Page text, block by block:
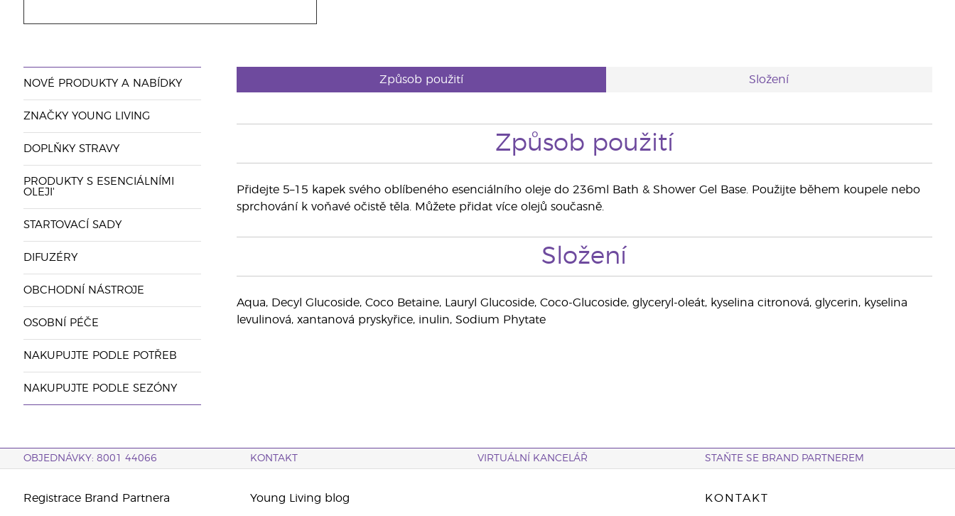
NOVÉ PRODUKTY A NABÍDKY
ZNAČKY YOUNG LIVING
DOPLŇKY STRAVY
PRODUKTY S ESENCIÁLNÍMI
OLEJI'
STARTOVACÍ SADY
DIFUZÉRY
OBCHODNÍ NÁSTROJE
OSOBNÍ PÉČE
NAKUPUJTE PODLE POTŘEB
NAKUPUJTE PODLE SEZÓNY
Způsob použití Složení
Způsob použití
Přidejte 5–15 kapek svého oblíbeného esenciálního oleje do 236ml Bath & Shower Gel Base. Použijte během koupele nebo
sprchování k voňavé očistě těla. Můžete přidat více olejů současně.
Složení
Aqua, Decyl Glucoside, Coco Betaine, Lauryl Glucoside, Coco-Glucoside, glyceryl-oleát, kyselina citronová, glycerin, kyselina
levulinová, xantanová pryskyřice, inulin, Sodium Phytate
OBJEDNÁVKY: 8001 44066 KONTAKT VIRTUÁLNÍ KANCELÁŘ STAŇTE SE BRAND PARTNEREM
Registrace Brand Partnera Young Living blog KONTAKT